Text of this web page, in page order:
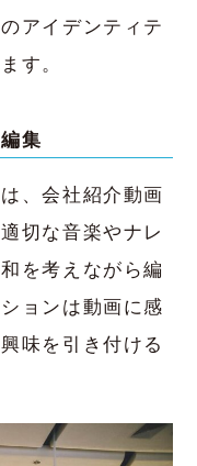
アイデンティテ
す。
集
、会社紹介動画
切な音楽やナレ
を考えながら編
ョンは動画に感
味を引き付ける